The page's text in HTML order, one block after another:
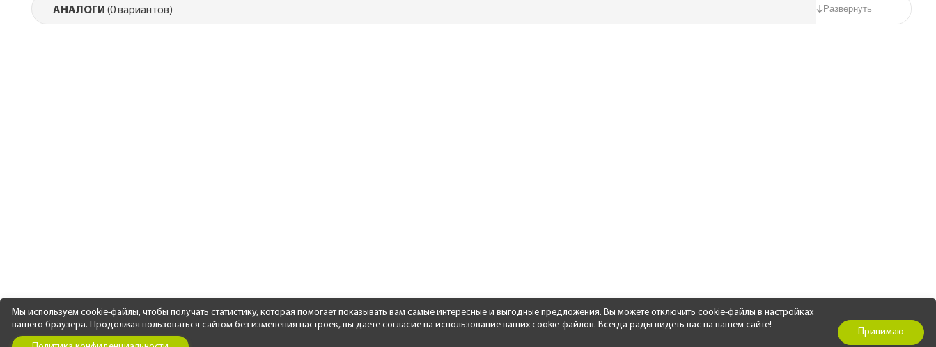
АНАЛОГИ (0 вариантов)
Мы используем cookie-файлы, чтобы получать статистику, которая помогает показывать вам самые интересные и выгодные предложения. Вы можете отключить cookie-файлы в настройках
вашего браузера. Продолжая пользоваться сайтом без изменения настроек, вы даете согласие на использование ваших cookie-файлов. Всегда рады видеть вас на нашем сайте!
Принимаю